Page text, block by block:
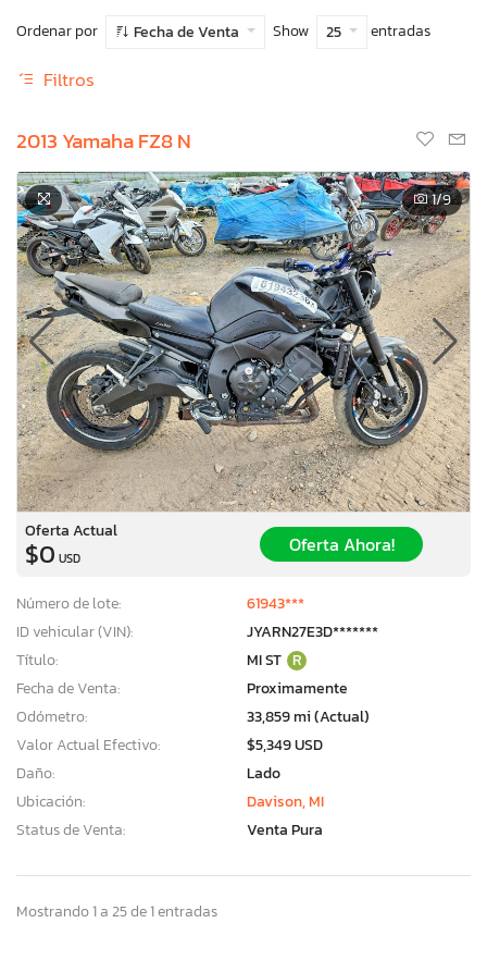
Ordenar por
Fecha de Venta Show 25 entradas
Filtros
2013 Yamaha FZ8 N
1/9
Oferta Actual
$0 USD
Oferta Ahora!
Número de lote:
61943***
ID vehicular (VIN):
JYARN27E3D*******
Título:
MI ST R
Fecha de Venta:
Proximamente
Odómetro:
33,859 mi (Actual)
Valor Actual Efectivo:
$5,349 USD
Daño:
Lado
Ubicación:
Davison, MI
Status de Venta:
Venta Pura
Mostrando 1 a 25 de 1 entradas